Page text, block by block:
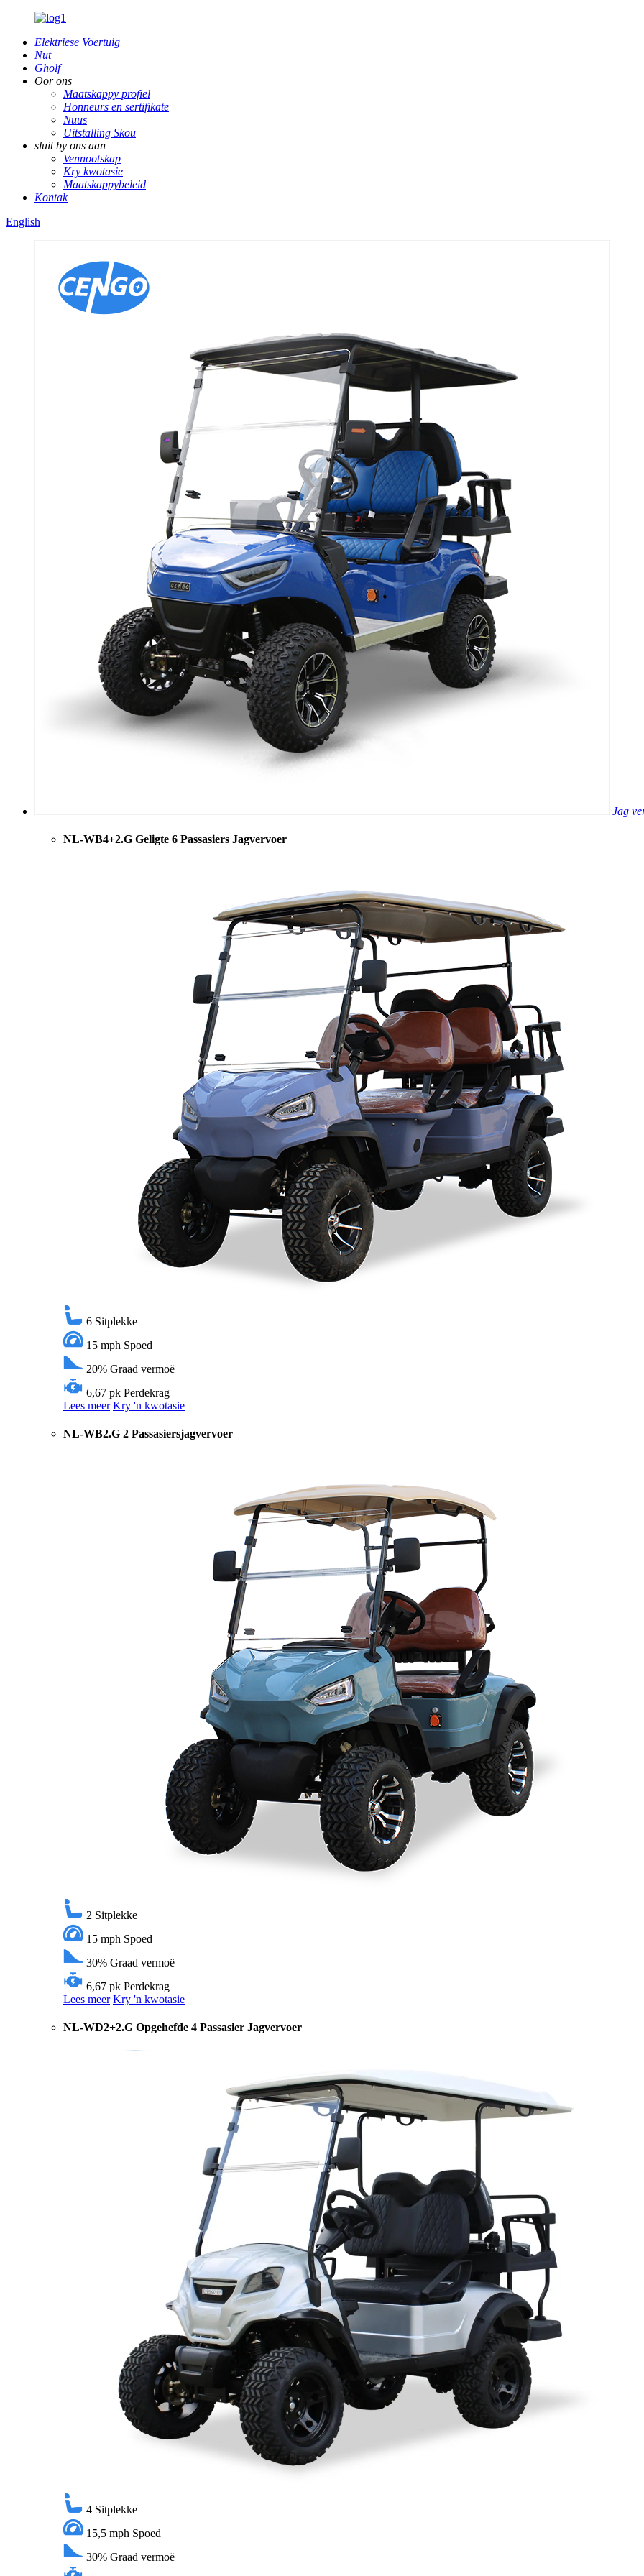
Elektriese Voertuig
Nut
Gholf
Oor ons
Maatskappy profiel
Honneurs en sertifikate
Nuus
Uitstalling Skou
sluit by ons aan
Vennootskap
Kry kwotasie
Maatskappybeleid
Kontak
English
Jag
NL-WB4+2.G Geligte 6 Passasiers Jagvervoer
6 Sitplekke
15 mph Spoed
20% Graad vermoë
6,67 pk Perdekrag
Lees meer Kry 'n kwotasie
NL-WB2.G 2 Passasiersjagvervoer
2 Sitplekke
15 mph Spoed
30% Graad vermoë
6,67 pk Perdekrag
Lees meer Kry 'n kwotasie
NL-WD2+2.G Opgehefde 4 Passasier Jagvervoer
4 Sitplekke
15,5 mph Spoed
30% Graad vermoë